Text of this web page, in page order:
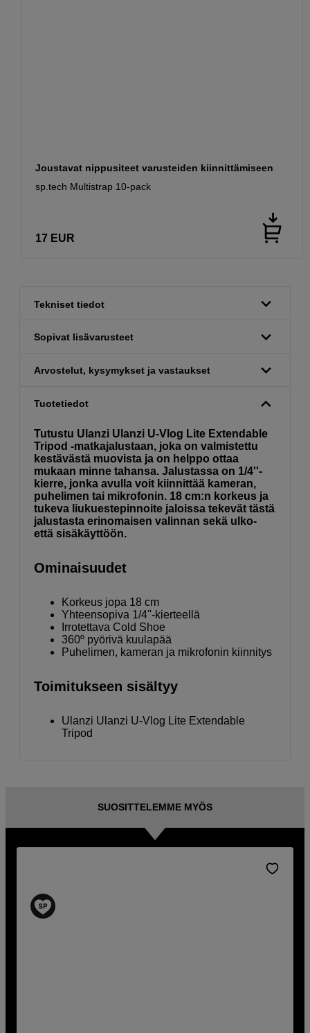
Joustavat nippusiteet varusteiden kiinnittämiseen
sp.tech Multistrap 10-pack
17 EUR
Tekniset tiedot
Sopivat lisävarusteet
Arvostelut, kysymykset ja vastaukset
Tuotetiedot
Tutustu Ulanzi Ulanzi U-Vlog Lite Extendable
Tripod -matkajalustaan, joka on valmistettu
kestävästä muovista ja on helppo ottaa
mukaan minne tahansa. Jalustassa on 1/4''-
kierre, jonka avulla voit kiinnittää kameran,
puhelimen tai mikrofonin. 18 cm:n korkeus ja
tukeva liukuestepinnoite jaloissa tekevät tästä
jalustasta erinomaisen valinnan sekä ulko-
että sisäkäyttöön.
Ominaisuudet
Korkeus jopa 18 cm
Yhteensopiva 1/4''-kierteellä
Irrotettava Cold Shoe
360º pyörivä kuulapää
Puhelimen, kameran ja mikrofonin kiinnitys
Toimitukseen sisältyy
Ulanzi Ulanzi U-Vlog Lite Extendable
Tripod
SUOSITTELEMME MYÖS